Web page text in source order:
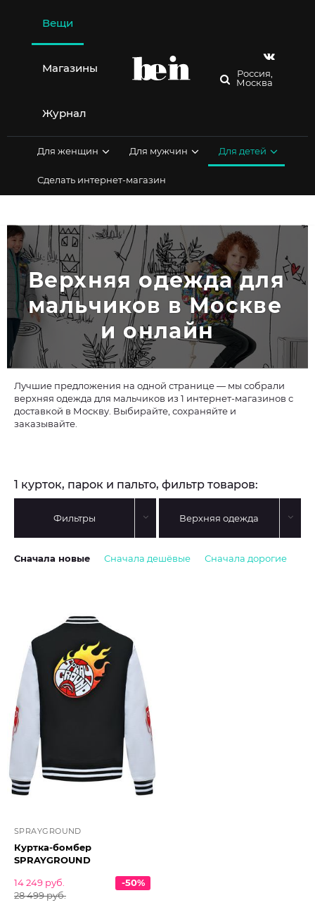
содержимому
Вещи
Магазины
Журнал
Россия,
Москва
Для женщин Для мужчин Для детей
Сделать интернет-магазин
Верхняя одежда для
мальчиков в Москве
и онлайн
Лучшие предложения на одной странице — мы собрали
верхняя одежда для мальчиков из 1 интернет-магазинов с
доставкой в Москву. Выбирайте, сохраняйте и
заказывайте.
1 курток, парок и пальто, фильтр товаров:
Фильтры Верхняя одежда
Сначала новые Сначала дешёвые Сначала дорогие
SPRAYGROUND
Куртка-бомбер
SPRAYGROUND
14 249 руб.
28 499 руб.
-50%